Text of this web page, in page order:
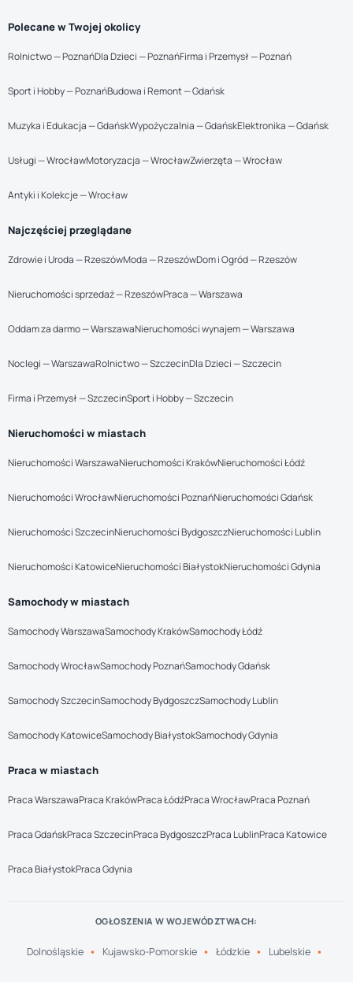
Polecane w Twojej okolicy
Rolnictwo — PoznańDla Dzieci — PoznańFirma i Przemysł — Poznań
Sport i Hobby — PoznańBudowa i Remont — Gdańsk
Muzyka i Edukacja — GdańskWypożyczalnia — GdańskElektronika — Gdańsk
Usługi — WrocławMotoryzacja — WrocławZwierzęta — Wrocław
Antyki i Kolekcje — Wrocław
Najczęściej przeglądane
Zdrowie i Uroda — RzeszówModa — RzeszówDom i Ogród — Rzeszów
Nieruchomości sprzedaż — RzeszówPraca — Warszawa
Oddam za darmo — WarszawaNieruchomości wynajem — Warszawa
Noclegi — WarszawaRolnictwo — SzczecinDla Dzieci — Szczecin
Firma i Przemysł — SzczecinSport i Hobby — Szczecin
Nieruchomości w miastach
Nieruchomości WarszawaNieruchomości KrakówNieruchomości Łódź
Nieruchomości WrocławNieruchomości PoznańNieruchomości Gdańsk
Nieruchomości SzczecinNieruchomości BydgoszczNieruchomości Lublin
Nieruchomości KatowiceNieruchomości BiałystokNieruchomości Gdynia
Samochody w miastach
Samochody WarszawaSamochody KrakówSamochody Łódź
Samochody WrocławSamochody PoznańSamochody Gdańsk
Samochody SzczecinSamochody BydgoszczSamochody Lublin
Samochody KatowiceSamochody BiałystokSamochody Gdynia
Praca w miastach
Praca WarszawaPraca KrakówPraca ŁódźPraca WrocławPraca Poznań
Praca GdańskPraca SzczecinPraca BydgoszczPraca LublinPraca Katowice
Praca BiałystokPraca Gdynia
OGŁOSZENIA W WOJEWÓDZTWACH:
Dolnośląskie Kujawsko-Pomorskie Łódzkie Lubelskie